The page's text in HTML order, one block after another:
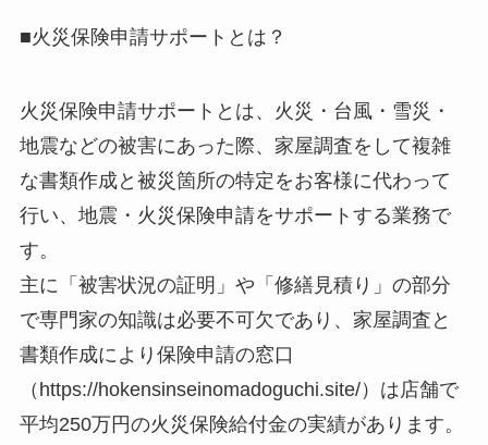
■火災保険申請サポートとは？
火災保険申請サポートとは、火災・台風・雪災・
地震などの被害にあった際、家屋調査をして複雑
な書類作成と被災箇所の特定をお客様に代わって
行い、地震・火災保険申請をサポートする業務で
す。
主に「被害状況の証明」や「修繕見積り」の部分
で専門家の知識は必要不可欠であり、家屋調査と
書類作成により保険申請の窓口
（https://hokensinseinomadoguchi.site/）は店舗で
平均250万円の火災保険給付金の実績があります。